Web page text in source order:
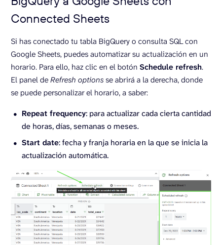
Connected Sheets
Si has conectado tu tabla BigQuery o consulta SQL con
Google Sheets, puedes automatizar su actualización en un
horario. Para ello, haz clic en el botón Schedule refresh.
El panel deRefresh optionsse abrirá a la derecha, donde
se puede personalizar el horario, a saber:
Repeat frequency: para actualizar cada cierta cantidad
de horas, días, semanas o meses.
Start date: fecha y franja horaria en la que se inicia la
actualización automática.